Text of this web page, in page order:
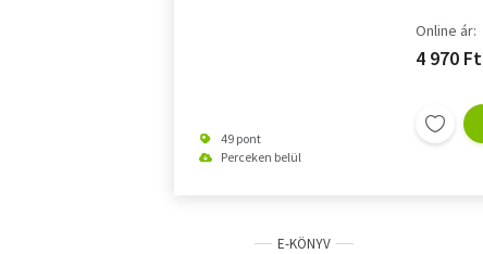
49 pont
Perceken belül
Online ár:
4 970 Ft
E-KÖNYV